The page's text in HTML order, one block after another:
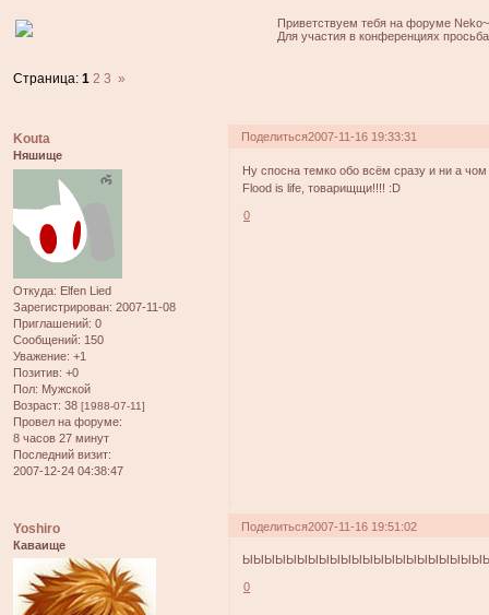
Приветствуем тебя на форуме
Для участия в конференциях
Страница:1 2 3 »
Поделиться2007-11-16 19:33:31
Kouta
Няшище
Откуда: Elfen Lied
Зарегистрирован: 2007-11-08
Приглашений: 0
Сообщений: 150
Уважение: +1
Позитив: +0
Пол: Мужской
Возраст: 38 [1988-07-11]
Провел на форуме:
8 часов 27 минут
Последний визит:
2007-12-24 04:38:47
Ну спосна темко обо всём сразу и ни а
Flood is life, товарищщи!!!! :D
0
Поделиться2007-11-16 19:51:02
Yoshiro
Каваище
0